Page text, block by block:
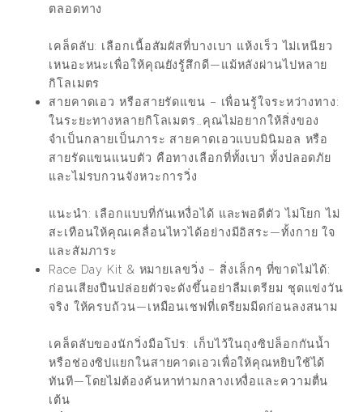
ตลอดทาง
เคล็ดลับ: เลือกเนื้อสัมผัสที่บางเบา แห้งเร็ว ไม่เหนียว
เหนอะหนะเพื่อให้คุณยังรู้สึกดี—แม้หลังผ่านไปหลาย
กิโลเมตร
สายคาดเอว หรือสายรัดแขน – เพื่อนรู้ใจระหว่างทาง:
ในระยะทางหลายกิโลเมตร…คุณไม่อยากให้สิ่งของ
จำเป็นกลายเป็นภาระ สายคาดเอวแบบมินิมอล หรือ
สายรัดแขนแนบตัว คือทางเลือกที่ทั้งเบา ทั้งปลอดภัย
และไม่รบกวนจังหวะการวิ่ง
แนะนำ: เลือกแบบที่กันเหงื่อได้ และพอดีตัว ไม่โยก ไม่
สะเทือนให้คุณเคลื่อนไหวได้อย่างมีอิสระ—ทั้งกาย ใจ
และสัมภาระ
Race Day Kit & หมายเลขวิ่ง – สิ่งเล็กๆ ที่ขาดไม่ได้:
ก่อนเสียงปืนปล่อยตัวจะดังขึ้นอย่าลืมเตรียม ชุดแข่งวัน
จริง ให้ครบถ้วน—เหมือนเชฟที่เตรียมมีดก่อนลงสนาม
เคล็ดลับของนักวิ่งมือโปร: เก็บไว้ในถุงซิปล็อกกันน้ำ
หรือช่องซิปแยกในสายคาดเอวเพื่อให้คุณหยิบใช้ได้
ทันที—โดยไม่ต้องค้นหาท่ามกลางเหงื่อและความตื่น
เต้น